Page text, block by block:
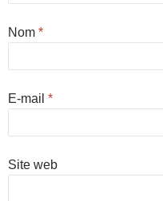
Nom *
E-mail *
Site web